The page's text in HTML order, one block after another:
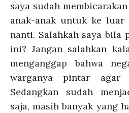
saya sudah
anak-anak untuk ke luar
nanti. Salahkah saya bila
ini? Jangan salahkan
menganggap bahwa
warganya pintar agar
Sedangkan sudah
saja, masih banyak yang